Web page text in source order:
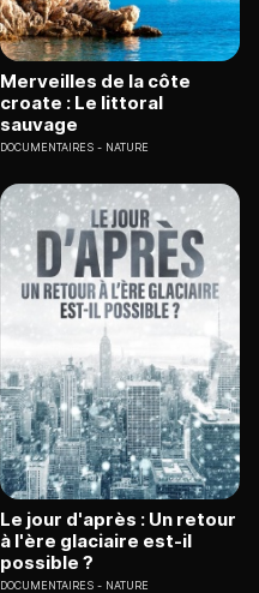
Merveilles de la côte
croate : Le littoral
sauvage
DOCUMENTAIRES NATURE
Le jour d'après : Un retour
à l'ère glaciaire est-il
possible ?
DOCUMENTAIRES NATURE